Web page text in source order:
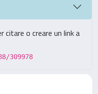
o creare un link a
309978